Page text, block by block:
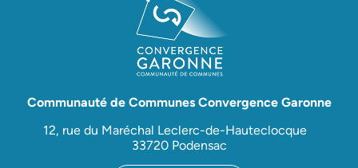
Communauté de Communes Convergence Garonne
12, rue du Maréchal Leclerc-de-Hauteclocque
33720 Podensac